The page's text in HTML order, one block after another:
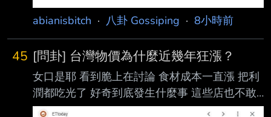
abianisbitch · 八卦 Gossiping · 8小時前
45 [問卦] 台灣物價為什麼近幾年狂漲？
女口是耶 看到脆上在討論 食材成本一直漲 把利
潤都吃光了 好奇到底發生什麼事 這些店也不敢
繼續漲價 不然普通上班族薪水也沒漲 到時候生